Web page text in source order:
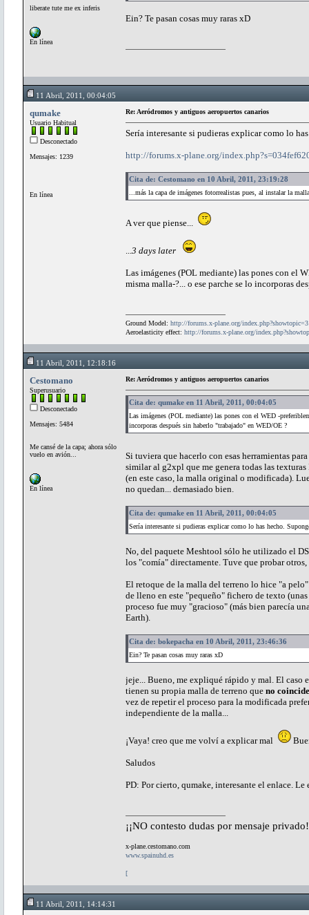
liberate tute me ex inferis
En línea
Ein? Te pasan cosas muy raras xD
11 Abril, 2011, 00:04:05
qumake
Usuario Habitual
Desconectado
Mensajes: 1239
En línea
Re: Aeródromos y antiguos aeropuertos canarios
Sería interesante si pudieras explicar como lo
http://forums.x-plane.org/
Cita de: Cestomano en 10 Abril, 2011, 23:19:28
...más la capa de imágenes fotorrealistas pues, al instalar la
A ver que piense...
3 days later
Las imágenes (POL mediante) las pones con el
misma malla-?... o ese parche se lo incorporas
Ground Model: http://forums.x-plane.org/
Aeroelasticity effect: http://forums.x-plane.org/
11 Abril, 2011, 12:18:16
Cestomano
Superusuario
Desconectado
Mensajes: 5484
Me cansé de la capa; ahora sólo
vuelo en avión...
En línea
Re: Aeródromos y antiguos aeropuertos canarios
Cita de: qumake en 11 Abril, 2011, 00:04:05
Las imágenes (POL mediante) las pones con el WED -
incorporas después sin haberlo "trabajado" en WED/OE ?
Si tuviera que hacerlo con esas herramientas
similar al g2xpl que me genera todas las
(en este caso, la malla original o modificada).
no quedan... demasiado bien.
Cita de: qumake en 11 Abril, 2011, 00:04:05
Sería interesante si pudieras explicar como lo has hecho.
No, del paquete Meshtool sólo he utilizado el
los "comía" directamente. Tuve que probar
El retoque de la malla del terreno lo hice "a
de lleno en este "pequeño" fichero de texto
proceso fue muy "gracioso" (más bien parecía
Earth).
Cita de: bokepacha en 10 Abril, 2011, 23:46:36
Ein? Te pasan cosas muy raras xD
jeje... Bueno, me expliqué rápido y mal. El caso
tienen su propia malla de terreno que no coincide
vez de repetir el proceso para la modificada
independiente de la malla...
¡Vaya! creo que me volví a explicar mal
Saludos
PD: Por cierto, qumake, interesante el enlace. Le
¡¡NO contesto dudas por mensaje
x-plane.cestomano.com
www.spainuhd.es
[
11 Abril, 2011, 14:14:31